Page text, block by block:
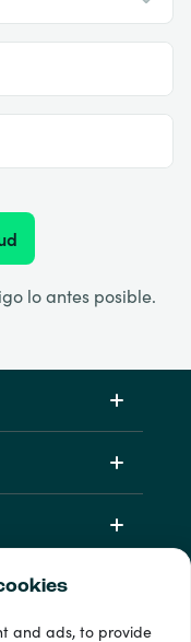
and ads, to provide
lo antes posible.